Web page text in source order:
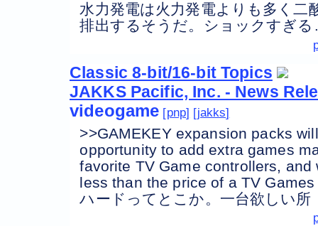
水力発電は火力発電よりも多く二
排出するそうだ。ショックすぎ
Classic 8-bit/16-bit Topics
JAKKS Pacific, Inc. - News
videogame pnp jakks
>>GAMEKEY expansion packs
opportunity to add extra games
favorite TV Game controllers,
less than the price of a TV
ハードってとこか。一台欲しい所